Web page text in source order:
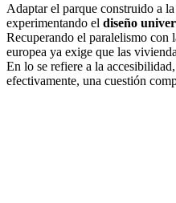
Adaptar el parque construido a
experimentando el diseño
Recuperando el paralelismo con
europea ya exige que las
En lo se refiere a la accesibilidad,
efectivamente, una cuestión